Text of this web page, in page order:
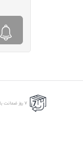
7 روز ضمانت بازگشت